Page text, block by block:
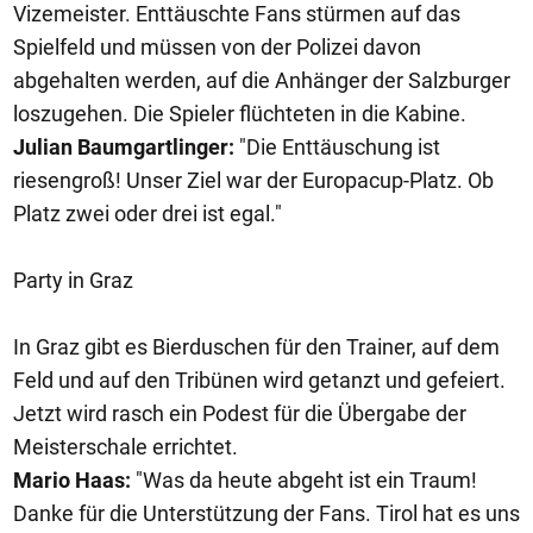
Vizemeister. Enttäuschte Fans stürmen auf das
Spielfeld und müssen von der Polizei davon
abgehalten werden, auf die Anhänger der Salzburger
loszugehen. Die Spieler flüchteten in die Kabine.
Julian Baumgartlinger: "Die Enttäuschung ist
riesengroß! Unser Ziel war der Europacup-Platz. Ob
Platz zwei oder drei ist egal."
Party in Graz
In Graz gibt es Bierduschen für den Trainer, auf dem
Feld und auf den Tribünen wird getanzt und gefeiert.
Jetzt wird rasch ein Podest für die Übergabe der
Meisterschale errichtet.
Mario Haas: "Was da heute abgeht ist ein Traum!
Danke für die Unterstützung der Fans. Tirol hat es uns